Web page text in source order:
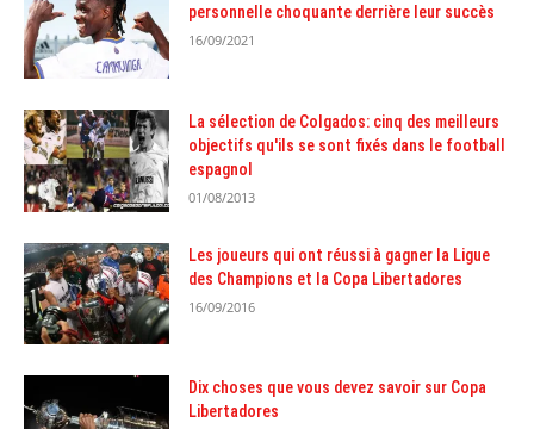
personnelle choquante derrière leur succès
16/09/2021
La sélection de Colgados: cinq des meilleurs
objectifs qu'ils se sont fixés dans le football
espagnol
01/08/2013
Les joueurs qui ont réussi à gagner la Ligue
des Champions et la Copa Libertadores
16/09/2016
Dix choses que vous devez savoir sur Copa
Libertadores